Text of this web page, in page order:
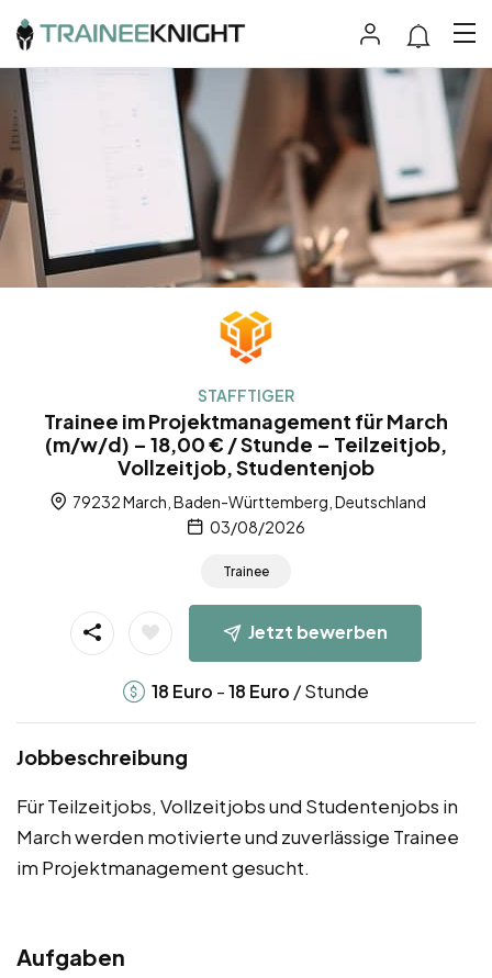
STAFFTIGER
Trainee im Projektmanagement für March
(m/w/d) – 18,00 € / Stunde – Teilzeitjob,
Vollzeitjob, Studentenjob
79232 March, Baden-Württemberg, Deutschland
03/08/2026
Trainee
Jetzt bewerben
18 Euro -18 Euro / Stunde
Jobbeschreibung
Für Teilzeitjobs, Vollzeitjobs und Studentenjobs in
March werden motivierte und zuverlässige Trainee
im Projektmanagement gesucht.
Aufgaben